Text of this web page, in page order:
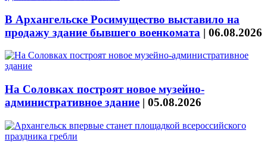
В Архангельске Росимущество выставило на
продажу здание бывшего военкомата | 06.08.2026
На Соловках построят новое музейно-
административное здание | 05.08.2026